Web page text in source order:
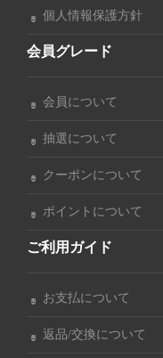
個人情報保護方針
会員グレード
会員について
抽選について
クーポンについて
ポイントについて
ご利用ガイド
お支払について
返品/交換について